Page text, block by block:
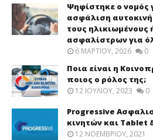
Ψηφίστηκε ο νομός
ασφάλιση
τους ηλικιωμένους
ασφαλίστρων για
6 ΜΑΡΤΊΟΥ, 2026 0
Ποια είναι η
ποιος ο ρόλος της;
12 ΙΟΥΛΊΟΥ, 2023 0
Progressive
κινητών και Tablet
12 ΝΟΕΜΒΡΊΟΥ, 2021